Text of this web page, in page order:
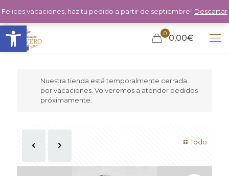
Abrir barra de herramientas 0 0,00€
Nuestra tienda está temporalmente cerrada
por vacaciones. Volveremos a atender pedidos
próximamente.
Todo
Felices vacaciones, haz tu pedido a partir de septiembre" Descartar